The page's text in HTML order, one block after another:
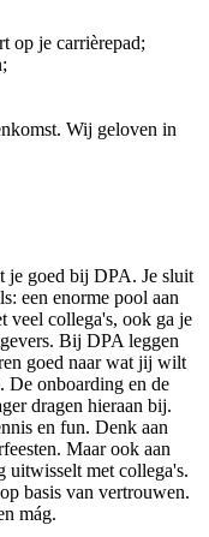
op je carrièrepad;
Wij geloven in
je goed bij DPA. Je sluit
een enorme pool aan
veel collega's, ook ga je
Bij DPA leggen
goed naar wat jij wilt
De onboarding en de
dragen hieraan bij.
en fun. Denk aan
Maar ook aan
uitwisselt met collega's.
basis van vertrouwen.
mág.